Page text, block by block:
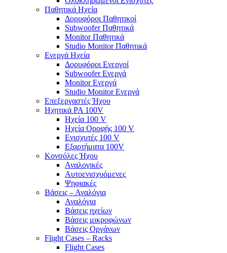
Παθητικά Ηχεία
Δορυφόροι Παθητικοί
Subwoofer Παθητικά
Monitor Παθητικά
Studio Monitor Παθητικά
Ενεργά Ηχεία
Δορυφόροι Ενεργοί
Subwoofer Ενεργά
Monitor Ενεργά
Studio Monitor Ενεργά
Επεξεργαστές Ήχου
Ηχητικά PA 100V
Ηχεία 100 V
Ηχεία Οροφής 100 V
Ενισχυτές 100 V
Εξαρτήματα 100V
Κονσόλες Ήχου
Αναλογικές
Αυτοενισχυόμενες
Ψηφιακές
Βάσεις – Αναλόγια
Αναλόγια
Βάσεις ηχείων
Βάσεις μικροφώνων
Βάσεις Οργάνων
Flight Cases – Racks
Flight Cases